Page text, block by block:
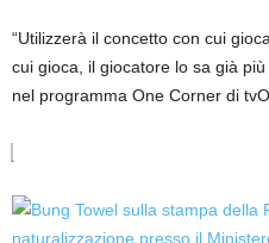
“Utilizzerà il concetto con cui
cui gioca, il giocatore lo sa già
nel programma One Corner di